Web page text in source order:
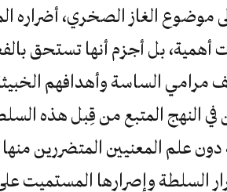
موضوع الغاز الصخري، أضراره
أهمية، بل أجزم أنها تستحق
مرامي الساسة وأهدافهم
في النهج المتبع من قِبل هذه
علم المعنيين المتضررين منها
السلطة وإصرارها المستميت